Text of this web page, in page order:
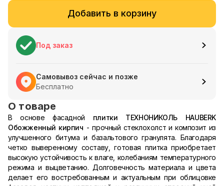
Добавить в корзину
Под заказ
Самовывоз сейчас и позже
Бесплатно
О товаре
В основе фасадной плитки ТЕХНОНИКОЛЬ HAUBERK
Обожженный кирпич - прочный стеклохолст и композит из
улучшенного битума и базальтового гранулята. Благодаря
четко выверенному составу, готовая плитка приобретает
высокую устойчивость к влаге, колебаниям температурного
режима и выцветанию. Долговечность материала и цвета
делает его востребованным и актуальным при облицовке